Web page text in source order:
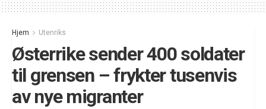
Hjem Utenriks
Østerrike sender 400 soldater
til grensen – frykter tusenvis
av nye migranter